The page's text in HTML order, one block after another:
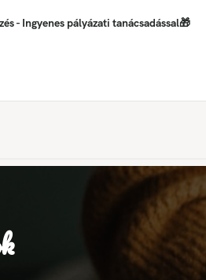
- Ingyenes pályázati tanácsadással🎁